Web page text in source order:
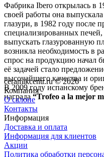
Фабрика Ibero открылась в
своей работы она
глазури, в 1982 году после
специализированных
выпускать глазурованную
возникла необходимость в
спрос на продукцию начал
её задачей стало
высочайшего качества и
В 2009 году испанскому
награда“Trofeo a la mejor
ceramikcentr.ru© 2026
Компания
О салоне
Контакты
Информация
Доставка и оплата
Информация для клиентов
Акции
Политика обработки